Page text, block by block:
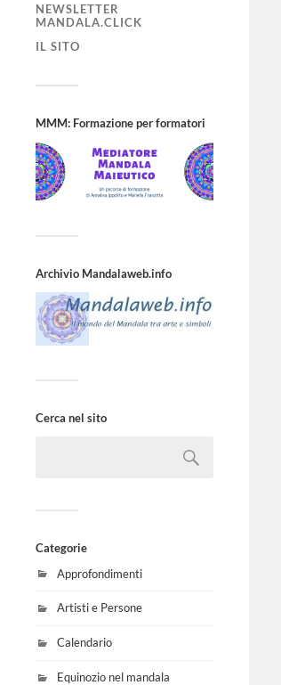
NEWSLETTER
MANDALA.CLICK
IL SITO
MMM: Formazione per formatori
Archivio Mandalaweb.info
Cerca nel sito
Categorie
Approfondimenti
Artisti e Persone
Calendario
Equinozio nel mandala